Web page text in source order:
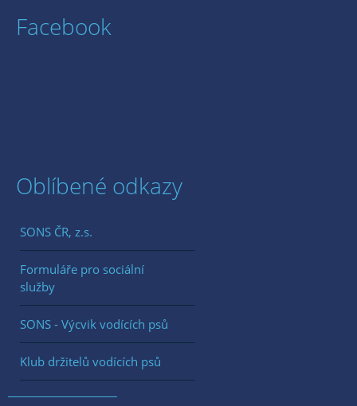
Facebook
Oblíbené odkazy
SONS ČR, z.s.
Formuláře pro sociální
služby
SONS - Výcvik vodících psů
Klub držitelů vodících psů